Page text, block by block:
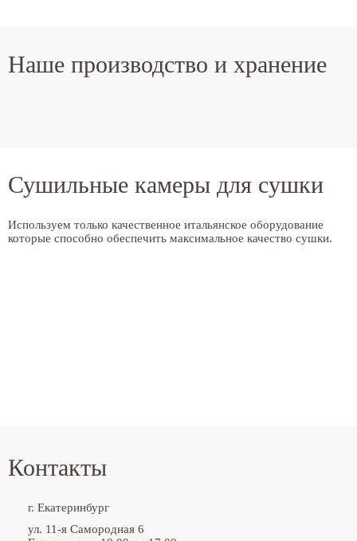
Наше производство и хранение
Сушильные камеры для сушки
Используем только качественное итальянское оборудование
которые способно обеспечить максимальное качество сушки.
Контакты
г. Екатеринбург
ул. 11-я Самородная 6